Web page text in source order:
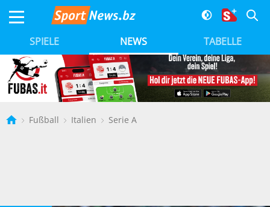
SPIELE NEWS TABELLE
Fußball Italien Serie A